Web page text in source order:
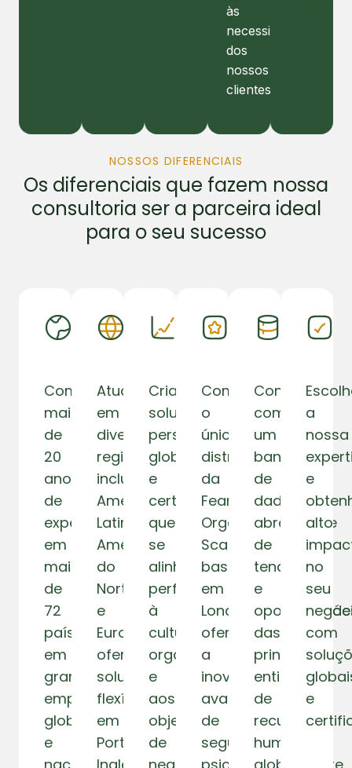
às
necessidades
dos
nossos
clientes.
NOSSOS DIFERENCIAIS
Os diferenciais que fazem nossa
consultoria ser a parceira ideal
para o seu sucesso
Com
mais
de
20
anos
de
experiência
em
mais
de
72
países,
em
grandes
empresas
globais
e
Atuamos
em
diversas
regiões,
incluindo
América
Latina,
América
do
Norte
e
Europa,
oferecendo
soluções
flexíveis
em
Português,
Criamos
soluções
personalizadas,
globais
e
certificadas
que
se
alinham
perfeitamente
à
cultura
organizacional
e
aos
objetivos
de
Como
o
único
distribuidor
da
Fearless
Organizacional
Scan,
baseada
em
Londres,
oferecemos
a
inovadora
avaliação
de
segurança
Contamos
com
um
banco
de
dados
abrangente
de
tendências
e
das
principais
entidades
de
recursos
humanos
a
nossa
e
alto
no
seu
com
e